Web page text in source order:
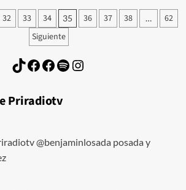
32 33 34 35 36 37 38 …
62
Siguiente
TikTok
Facebook
Facebook
Spotify
Instagram
Priradiotv
@benjaminlosada posada y